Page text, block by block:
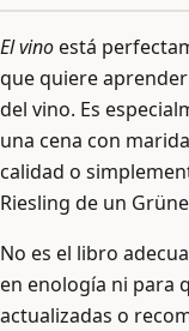
El vinoestá
que quiere
del vino. Es
una cena con
calidad o
Riesling de un
No es el libro
en enología ni para
actualizadas o